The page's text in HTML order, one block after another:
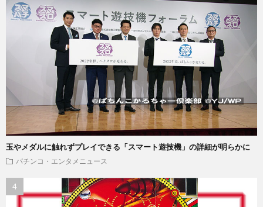
玉やメダルに触れずプレイできる「スマート遊技機」の詳細が明らかに
パチンコ・エンタメニュース